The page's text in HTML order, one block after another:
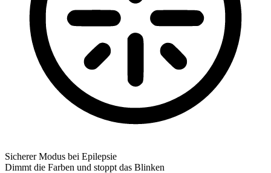
Sicherer Modus bei Epilepsie
Dimmt die Farben und stoppt das Blinken